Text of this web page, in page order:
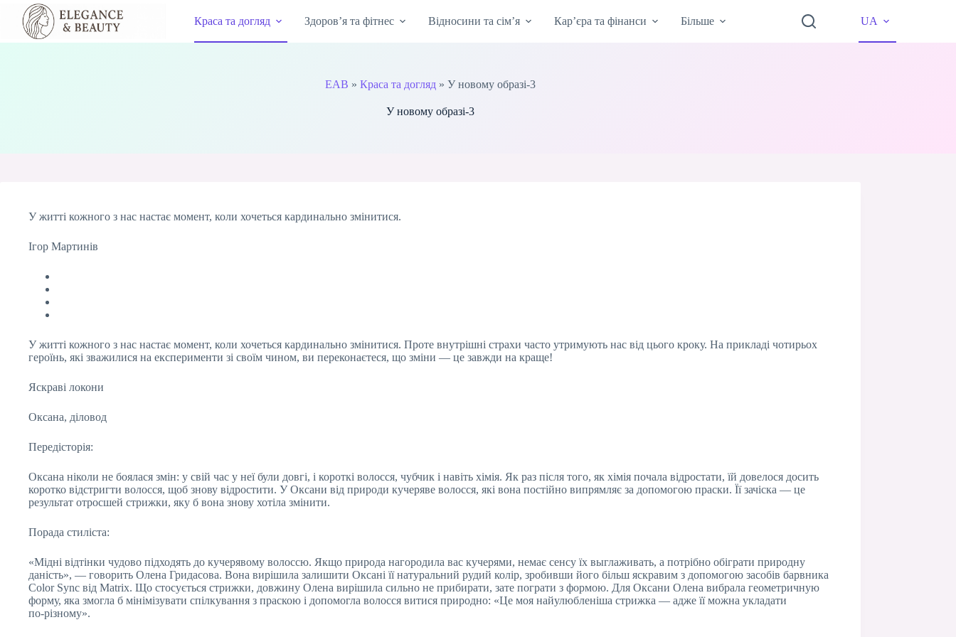
Перейти
вмісту
Краса та догляд Здоров’я та фітнес Відносини та сім’я Кар’єра та фінанси Більше UA
EAB » Краса та догляд» У новому образі-3
У новому образі-3
У житті кожного з нас настає момент, коли хочеться кардинально змінитися.
Ігор Мартинів
У житті кожного з нас настає момент, коли хочеться кардинально змінитися. Проте внутрішні страхи часто утримують нас від цього кроку. На прикладі чотирьох
героїнь, які зважилися на експерименти зі своїм чином, ви переконаєтеся, що зміни — це завжди на краще!
Яскраві локони
Оксана, діловод
Передісторія:
Оксана ніколи не боялася змін: у свій час у неї були довгі, і короткі волосся, чубчик і навіть хімія. Як раз після того, як хімія почала відростати, їй довелося досить
коротко відстригти волосся, щоб знову відростити. У Оксани від природи кучеряве волосся, які вона постійно випрямляє за допомогою праски. Її зачіска — це
результат отросшей стрижки, яку б вона знову хотіла змінити.
Порада стиліста:
«Мідні відтінки чудово підходять до кучерявому волоссю. Якщо природа нагородила вас кучерями, немає сенсу їх выглаживать, а потрібно обіграти природну
даність», — говорить Олена Гридасова. Вона вирішила залишити Оксані її натуральний рудий колір, зробивши його більш яскравим з допомогою засобів барвника
Color Sync від Matrix. Що стосується стрижки, довжину Олена вирішила сильно не прибирати, зате пограти з формою. Для Оксани Олена вибрала геометричную
форму, яка змогла б мінімізувати спілкування з праскою і допомогла волосся витися природно: «Це моя найулюбленіша стрижка — адже її можна укладати
по‑різному».